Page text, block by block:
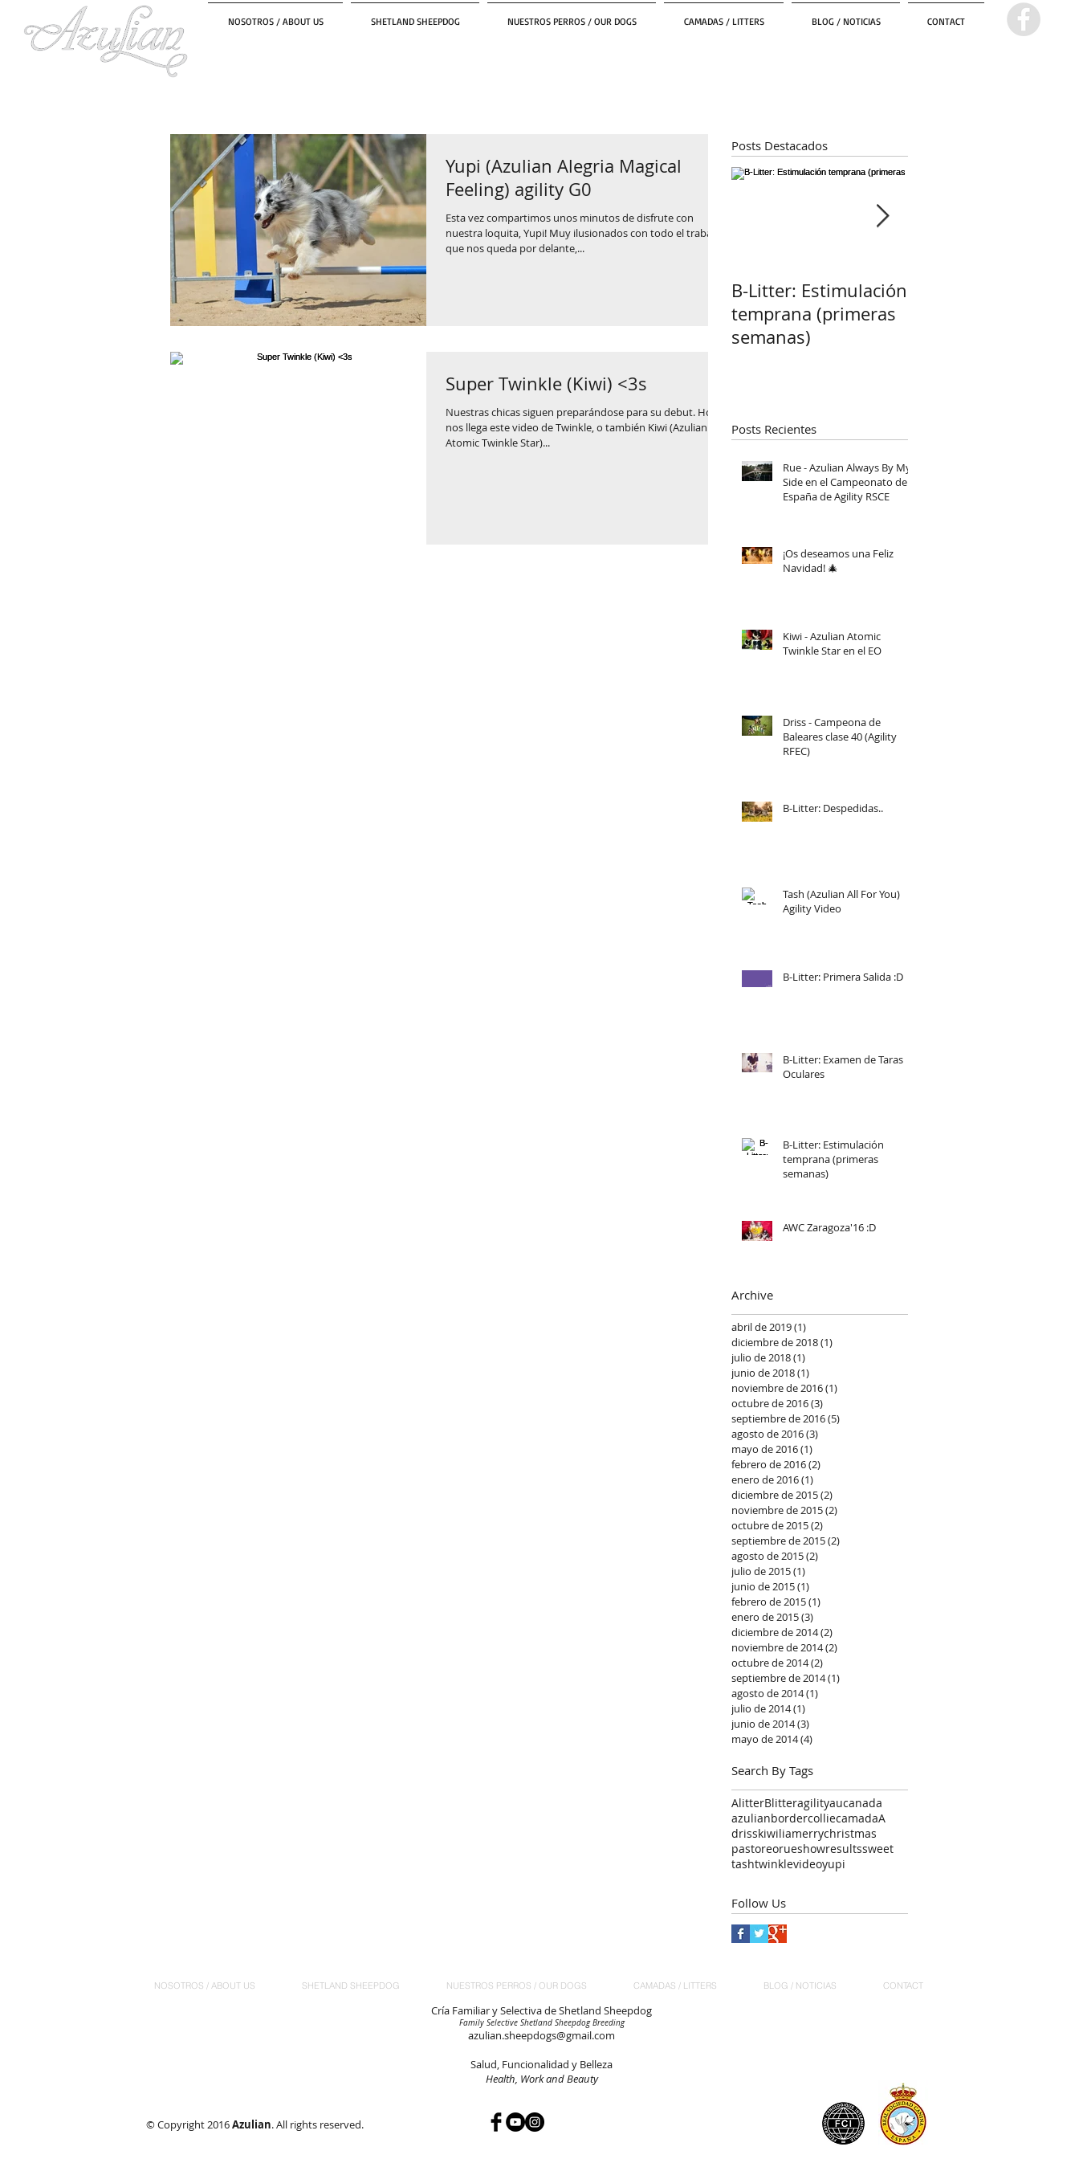
NOSOTROS / ABOUT US SHETLAND SHEEPDOG NUESTROS PERROS / OUR DOGS CAMADAS / LITTERS BLOG / NOTICIAS CONTACT
Yupi (Azulian Alegria Magical
Feeling) agility G0
Esta vez compartimos unos minutos de disfrute con
nuestra loquita, Yupi! Muy ilusionados con todo el trabajo
que nos queda por delante,...
Super Twinkle (Kiwi) <3s
Nuestras chicas siguen preparándose para su debut. Hoy
nos llega este video de Twinkle, o también Kiwi (Azulian
Atomic Twinkle Star)...
Posts Destacados
B-Litter: Estimulación
temprana (primeras
semanas)
Posts Recientes
Rue - Azulian Always By My
Side en el Campeonato de
España de Agility RSCE
¡Os deseamos una Feliz
Navidad! 🎄
Kiwi - Azulian Atomic
Twinkle Star en el EO
Driss - Campeona de
Baleares clase 40 (Agility
RFEC)
B-Litter: Despedidas..
Tash (Azulian All For You)
Agility Video
B-Litter: Primera Salida :D
B-Litter: Examen de Taras
Oculares
B-Litter: Estimulación
temprana (primeras
semanas)
AWC Zaragoza'16 :D
Archive
abril de 2019(1)
diciembre de 2018(1)
julio de 2018(1)
junio de 2018(1)
noviembre de 2016(1)
octubre de 2016(3)
septiembre de 2016(5)
agosto de 2016(3)
mayo de 2016(1)
febrero de 2016(2)
enero de 2016(1)
diciembre de 2015(2)
noviembre de 2015(2)
octubre de 2015(2)
septiembre de 2015(2)
agosto de 2015(2)
julio de 2015(1)
junio de 2015(1)
febrero de 2015(1)
enero de 2015(3)
diciembre de 2014(2)
noviembre de 2014(2)
octubre de 2014(2)
septiembre de 2014(1)
agosto de 2014(1)
julio de 2014(1)
junio de 2014(3)
mayo de 2014(4)
Search By Tags
AlitterBlitteragilityaucanada
azulianbordercolliecamadaA
drisskiwiliamerrychristmas
pastoreorueshowresultssweet
tashtwinklevideoyupi
Follow Us
NOSOTROS / ABOUT US SHETLAND SHEEPDOG NUESTROS PERROS / OUR DOGS CAMADAS / LITTERS BLOG / NOTICIAS CONTACT
Cría Familiar y Selectiva de Shetland Sheepdog
Family Selective Shetland Sheepdog Breeding
azulian.sheepdogs@gmail.com
Salud, Funcionalidad y Belleza
Health, Work and Beauty
© Copyright 2016Azulian. All rights reserved.